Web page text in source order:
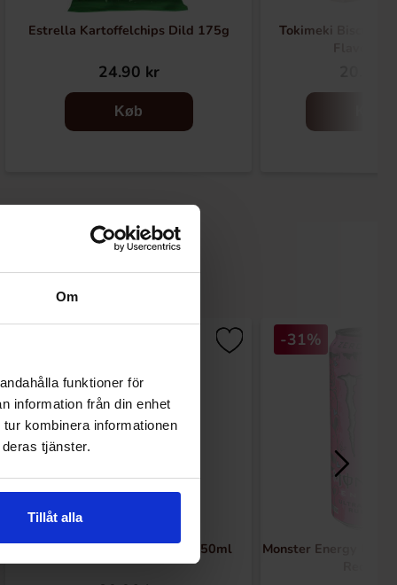
Om
funktioner för
information från din enhet
kombinera informationen
tjänster.
Tillåt alla
Estrella Kartoffelchips Dild 175g
24.90 kr
Køb
Tokimeki Biscuit
Monster Energy M3 (Japan) 150ml
-31%
Monster Energy Ultra